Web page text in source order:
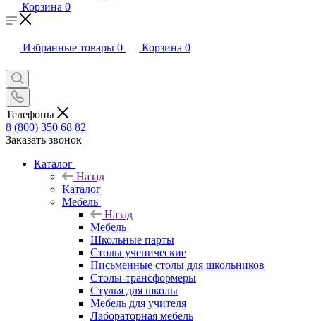
Корзина 0
Избранные товары 0 Корзина 0
Телефоны
8 (800) 350 68 82
Заказать звонок
Каталог
Назад
Каталог
Мебель
Назад
Мебель
Школьные парты
Столы ученические
Письменные столы для школьников
Столы-трансформеры
Стулья для школы
Мебель для учителя
Лабораторная мебель